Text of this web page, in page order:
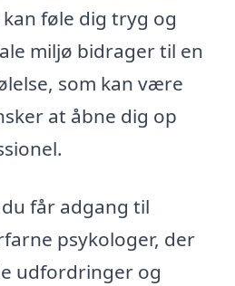
føle dig tryg og
miljø bidrager til en
som kan være
at åbne dig op
får adgang til
psykologer, der
udfordringer og